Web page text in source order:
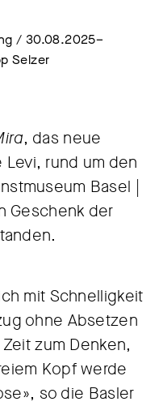
/ 30.08.2025–
Selzer
, das neue
rund um den
Basel |
Geschenk der
mit Schnelligkeit
ohne Absetzen
zum Denken,
Kopf werde
so die Basler